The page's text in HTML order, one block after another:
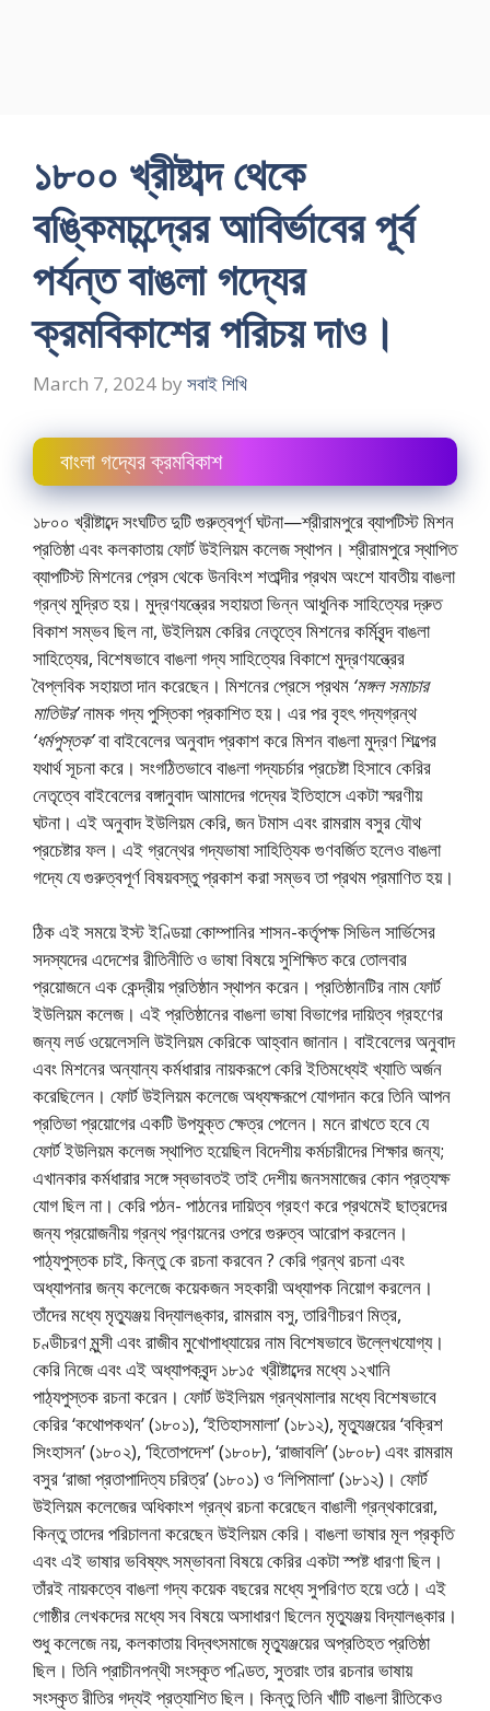
১৮০০ খ্রীষ্টাব্দ থেকে
বঙ্কিমচন্দ্রের আবির্ভাবের পূর্ব
পর্যন্ত বাঙলা গদ্যের
ক্রমবিকাশের পরিচয় দাও।
March 7, 2024 by সবাই শিখি
বাংলা গদ্যের ক্রমবিকাশ
১৮০০ খ্রীষ্টাব্দে সংঘটিত দুটি গুরুত্বপূর্ণ ঘটনা—শ্রীরামপুরে ব্যাপটিস্ট মিশন
প্রতিষ্ঠা এবং কলকাতায় ফোর্ট উইলিয়ম কলেজ স্থাপন। শ্রীরামপুরে স্থাপিত
ব্যাপটিস্ট মিশনের প্রেস থেকে উনবিংশ শতাব্দীর প্রথম অংশে যাবতীয় বাঙলা
গ্রন্থ মুদ্রিত হয়। মুদ্রণযন্ত্রের সহায়তা ভিন্ন আধুনিক সাহিত্যের দ্রুত
বিকাশ সম্ভব ছিল না, উইলিয়ম কেরির নেতৃত্বে মিশনের কর্মিবৃন্দ বাঙলা
সাহিত্যের, বিশেষভাবে বাঙলা গদ্য সাহিত্যের বিকাশে মুদ্রণযন্ত্রের
বৈপ্লবিক সহায়তা দান করেছেন। মিশনের প্রেসে প্রথম ‘মঙ্গল সমাচার
মাতিউর’নামক গদ্য পুস্তিকা প্রকাশিত হয়। এর পর বৃহৎ গদ্যগ্রন্থ
‘ধর্মপুস্তক’বা বাইবেলের অনুবাদ প্রকাশ করে মিশন বাঙলা মুদ্রণ শিল্পের
যথার্থ সূচনা করে। সংগঠিতভাবে বাঙলা গদ্যচর্চার প্রচেষ্টা হিসাবে কেরির
নেতৃত্বে বাইবেলের বঙ্গানুবাদ আমাদের গদ্যের ইতিহাসে একটা স্মরণীয়
ঘটনা। এই অনুবাদ ইউলিয়ম কেরি, জন টমাস এবং রামরাম বসুর যৌথ
প্রচেষ্টার ফল। এই গ্রন্থের গদ্যভাষা সাহিত্যিক গুণবর্জিত হলেও বাঙলা
গদ্যে যে গুরুত্বপূর্ণ বিষয়বস্তু প্রকাশ করা সম্ভব তা প্রথম প্রমাণিত হয়।
ঠিক এই সময়ে ইস্ট ইণ্ডিয়া কোম্পানির শাসন-কর্তৃপক্ষ সিভিল সার্ভিসের
সদস্যদের এদেশের রীতিনীতি ও ভাষা বিষয়ে সুশিক্ষিত করে তােলবার
প্রয়ােজনে এক কেন্দ্রীয় প্রতিষ্ঠান স্থাপন করেন। প্রতিষ্ঠানটির নাম ফোর্ট
ইউলিয়ম কলেজ। এই প্রতিষ্ঠানের বাঙলা ভাষা বিভাগের দায়িত্ব গ্রহণের
জন্য লর্ড ওয়েলেসলি উইলিয়ম কেরিকে আহ্বান জানান। বাইবেলের অনুবাদ
এবং মিশনের অন্যান্য কর্মধারার নায়করূপে কেরি ইতিমধ্যেই খ্যাতি অর্জন
করেছিলেন। ফোর্ট উইলিয়ম কলেজে অধ্যক্ষরূপে যােগদান করে তিনি আপন
প্রতিভা প্রয়ােগের একটি উপযুক্ত ক্ষেত্র পেলেন। মনে রাখতে হবে যে
ফোর্ট ইউলিয়ম কলেজ স্থাপিত হয়েছিল বিদেশীয় কর্মচারীদের শিক্ষার জন্য;
এখানকার কর্মধারার সঙ্গে স্বভাবতই তাই দেশীয় জনসমাজের কোন প্রত্যক্ষ
যােগ ছিল না। কেরি পঠন- পাঠনের দায়িত্ব গ্রহণ করে প্রথমেই ছাত্রদের
জন্য প্রয়ােজনীয় গ্রন্থ প্রণয়নের ওপরে গুরুত্ব আরােপ করলেন।
পাঠ্যপুস্তক চাই, কিন্তু কে রচনা করবেন ? কেরি গ্রন্থ রচনা এবং
অধ্যাপনার জন্য কলেজে কয়েকজন সহকারী অধ্যাপক নিয়ােগ করলেন।
তাঁদের মধ্যে মৃত্যুঞ্জয় বিদ্যালঙ্কার, রামরাম বসু, তারিণীচরণ মিত্র,
চণ্ডীচরণ মুন্সী এবং রাজীব মুখােপাধ্যায়ের নাম বিশেষভাবে উল্লেখযােগ্য।
কেরি নিজে এবং এই অধ্যাপকবৃন্দ ১৮১৫ খ্রীষ্টাব্দের মধ্যে ১২খানি
পাঠ্যপুস্তক রচনা করেন। ফোর্ট উইলিয়ম গ্রন্থমালার মধ্যে বিশেষভাবে
কেরির ‘কথােপকথন’ (১৮০১), ‘ইতিহাসমালা’ (১৮১২), মৃত্যুঞ্জয়ের ‘বক্রিশ
সিংহাসন’ (১৮০২), ‘হিতােপদেশ’ (১৮০৮), ‘রাজাবলি’ (১৮০৮) এবং রামরাম
বসুর ‘রাজা প্রতাপাদিত্য চরিত্র’ (১৮০১) ও ‘লিপিমালা’ (১৮১২)। ফোর্ট
উইলিয়ম কলেজের অধিকাংশ গ্রন্থ রচনা করেছেন বাঙালী গ্রন্থকারেরা,
কিন্তু তাদের পরিচালনা করেছেন উইলিয়ম কেরি। বাঙলা ভাষার মূল প্রকৃতি
এবং এই ভাষার ভবিষ্যৎ সম্ভাবনা বিষয়ে কেরির একটা স্পষ্ট ধারণা ছিল।
তাঁরই নায়কত্বে বাঙলা গদ্য কয়েক বছরের মধ্যে সুপরিণত হয়ে ওঠে। এই
গােষ্ঠীর লেখকদের মধ্যে সব বিষয়ে অসাধারণ ছিলেন মৃত্যুঞ্জয় বিদ্যালঙ্কার।
শুধু কলেজে নয়, কলকাতায় বিদ্বৎসমাজে মৃত্যুঞ্জয়ের অপ্রতিহত প্রতিষ্ঠা
ছিল। তিনি প্রাচীনপন্থী সংস্কৃত পণ্ডিত, সুতরাং তার রচনার ভাষায়
সংস্কৃত রীতির গদ্যই প্রত্যাশিত ছিল। কিন্তু তিনি খাঁটি বাঙলা রীতিকেও